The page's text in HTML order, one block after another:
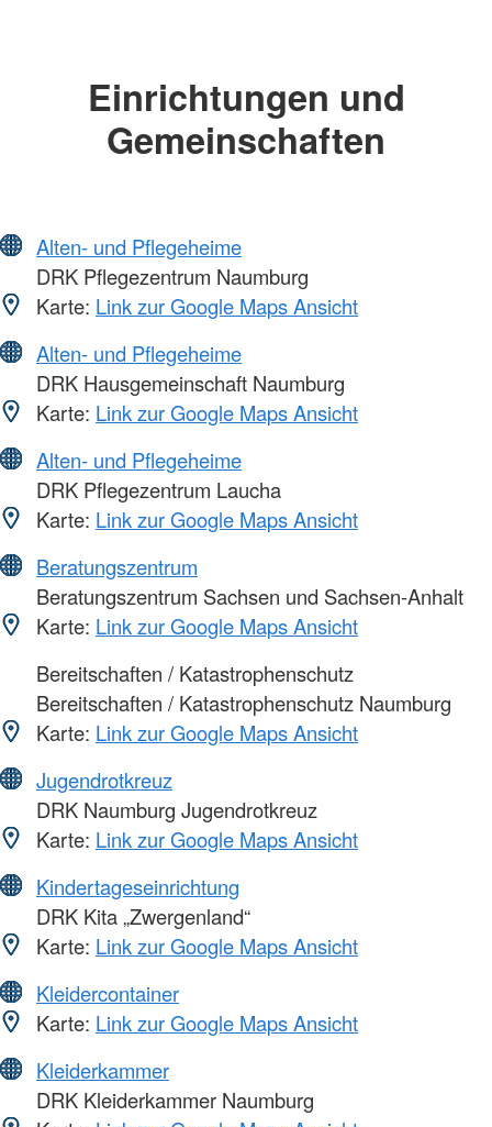
Einrichtungen und
Gemeinschaften
Alten- und Pflegeheime
DRK Pflegezentrum Naumburg
Karte: Link zur Google Maps Ansicht
Alten- und Pflegeheime
DRK Hausgemeinschaft Naumburg
Karte: Link zur Google Maps Ansicht
Alten- und Pflegeheime
DRK Pflegezentrum Laucha
Karte: Link zur Google Maps Ansicht
Beratungszentrum
Beratungszentrum Sachsen und Sachsen-Anhalt
Karte: Link zur Google Maps Ansicht
Bereitschaften / Katastrophenschutz
Bereitschaften / Katastrophenschutz Naumburg
Karte: Link zur Google Maps Ansicht
Jugendrotkreuz
DRK Naumburg Jugendrotkreuz
Karte: Link zur Google Maps Ansicht
Kindertageseinrichtung
DRK Kita „Zwergenland“
Karte: Link zur Google Maps Ansicht
Kleidercontainer
Karte: Link zur Google Maps Ansicht
Kleiderkammer
DRK Kleiderkammer Naumburg